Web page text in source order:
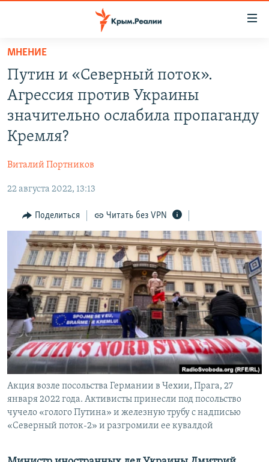
Вернуться
основному
содержанию
Вернутся
главной
Вернутся
СПЕЦПРОЕКТЫ
КАРТА ВОЕННЫХ ОБЪЕКТОВ КРЫМА
ВОДА
ИСТОРИЯ
ИНТЕРАКТИВ
ИНФОГРАФИКА
ТЕЛЕПРОЕКТ КРЫМ.РЕАЛИИ
СОВЕТЫ ПРАВОЗАЩИТНИКОВ
ПРОПАВШИЕ БЕЗ ВЕСТИ
ПОБЕДИТЕЛЕЙ НЕ СУДЯТ?
КРЫМ.НЕПОКОРЕННЫЙ
ELIFBE
УКРАИНСКАЯ ПРОБЛЕМА КРЫМА
РАДІО СВОБОДА
КАК ОБОЙТИ БЛОКИРОВКУ
Qırımtatar
ПРИСОЕДИНЯЙТЕСЬ!
Все сайты RFE/RL
МНЕНИЕ
Путин и «Северный поток».
Агрессия против Украины
значительно ослабила пропаганду
Кремля?
Виталий Портников
22 августа 2022, 13:13
Поделиться Читать без VPN
Акция возле посольства Германии в Чехии, Прага, 27
января 2022 года. Активисты принесли под посольство
чучело «голого Путина» и железную трубу с надписью
«Северный поток-2» и разгромили ее кувалдой